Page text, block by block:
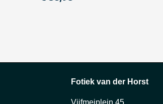
Fotiek van der Horst
Vijfmeiplein 45